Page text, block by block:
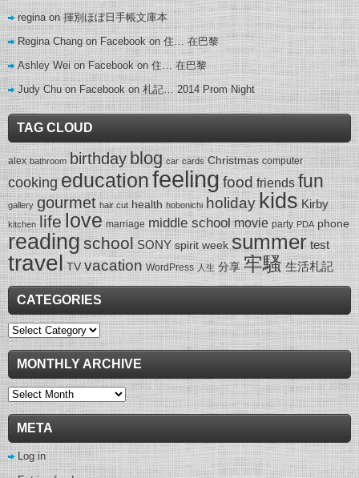
reginaon揮別ほぼ日手帳文庫本
Regina Chang on Facebookon住… 在巴黎
Ashley Wei on Facebookon住… 在巴黎
Judy Chu on Facebookon札記… 2014 Prom Night
TAG CLOUD
alex bathroom birthdayblog car cards Christmas computer
cooking educationfeeling food friends fun
gallery gourmet hair cut health hobonichi holidaykids Kirby
kitchen life love marriage middle school movie party PDA phone
readingschool SONY spirit week summer test
travel TV vacation WordPress 人生 分享 牢騷 生活札記
CATEGORIES
Categories
MONTHLY ARCHIVE
Monthly
Archive
META
Log in